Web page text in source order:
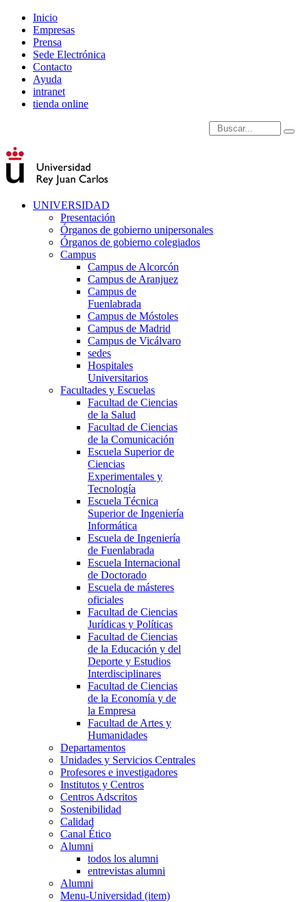
Inicio
Empresas
Prensa
Sede Electrónica
Contacto
Ayuda
intranet
tienda online
Introduce términos de
UNIVERSIDAD
Presentación
Órganos de gobierno unipersonales
Órganos de gobierno colegiados
Campus
Campus de Alcorcón
Campus de Aranjuez
Campus de
Fuenlabrada
Campus de Móstoles
Campus de Madrid
Campus de Vicálvaro
sedes
Hospitales
Universitarios
Facultades y Escuelas
Facultad de Ciencias
de la Salud
Facultad de Ciencias
de la Comunicación
Escuela Superior de
Ciencias
Experimentales y
Tecnología
Escuela Técnica
Superior de Ingeniería
Informática
Escuela de Ingeniería
de Fuenlabrada
Escuela Internacional
de Doctorado
Escuela de másteres
oficiales
Facultad de Ciencias
Jurídicas y Políticas
Facultad de Ciencias
de la Educación y del
Deporte y Estudios
Interdisciplinares
Facultad de Ciencias
de la Economía y de
la Empresa
Facultad de Artes y
Humanidades
Departamentos
Unidades y Servicios Centrales
Profesores e investigadores
Institutos y Centros
Centros Adscritos
Sostenibilidad
Calidad
Canal Ético
Alumni
todos los alumni
entrevistas alumni
Alumni
Menu-Universidad (item)